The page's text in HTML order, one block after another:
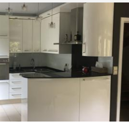
Infos Pratiques
Loyer:
Charges:
110 €
Durée:
12 mois
Domiciliation:
Aménagement
Salle de bain:
Cuisine:
Superficie:
Pièces privées: